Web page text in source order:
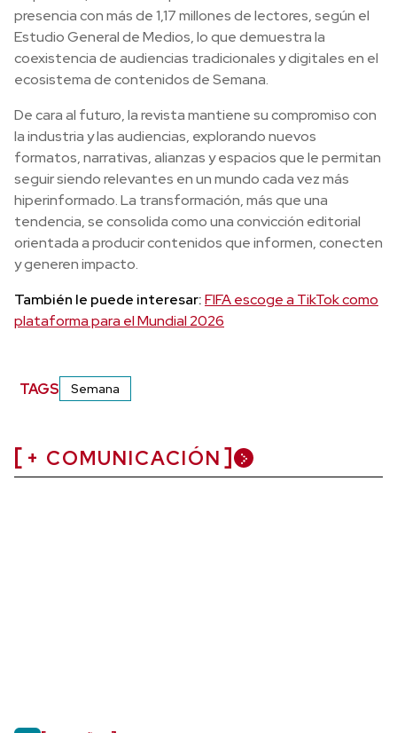
presencia con más de 1,17 millones de lectores, según el
Estudio General de Medios, lo que demuestra la
coexistencia de audiencias tradicionales y digitales en el
ecosistema de contenidos de Semana.
De cara al futuro, la revista mantiene su compromiso con
la industria y las audiencias, explorando nuevos
formatos, narrativas, alianzas y espacios que le permitan
seguir siendo relevantes en un mundo cada vez más
hiperinformado. La transformación, más que una
tendencia, se consolida como una convicción editorial
orientada a producir contenidos que informen, conecten
y generen impacto.
También le puede interesar:FIFA escoge a TikTok como
plataforma para el Mundial 2026
TAGS Semana
+ COMUNICACIÓN